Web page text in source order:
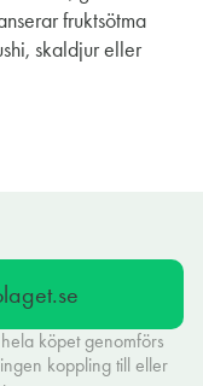
fruktsötma
skaldjur eller
köpet genomförs
koppling till eller